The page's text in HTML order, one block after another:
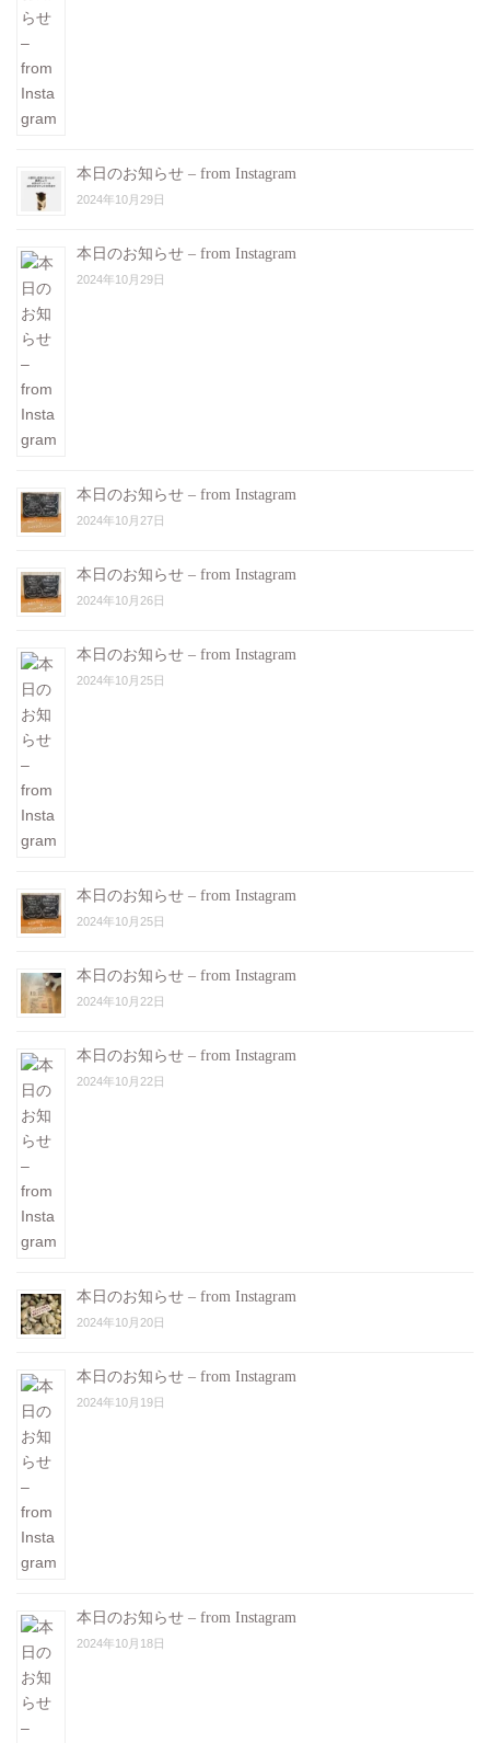
本日のお知らせ – from Instagram
2024年10月29日
本日のお知らせ – from Instagram
2024年10月29日
本日のお知らせ – from Instagram
2024年10月27日
本日のお知らせ – from Instagram
2024年10月26日
本日のお知らせ – from Instagram
2024年10月25日
本日のお知らせ – from Instagram
2024年10月25日
本日のお知らせ – from Instagram
2024年10月22日
本日のお知らせ – from Instagram
2024年10月22日
本日のお知らせ – from Instagram
2024年10月20日
本日のお知らせ – from Instagram
2024年10月19日
本日のお知らせ – from Instagram
2024年10月18日